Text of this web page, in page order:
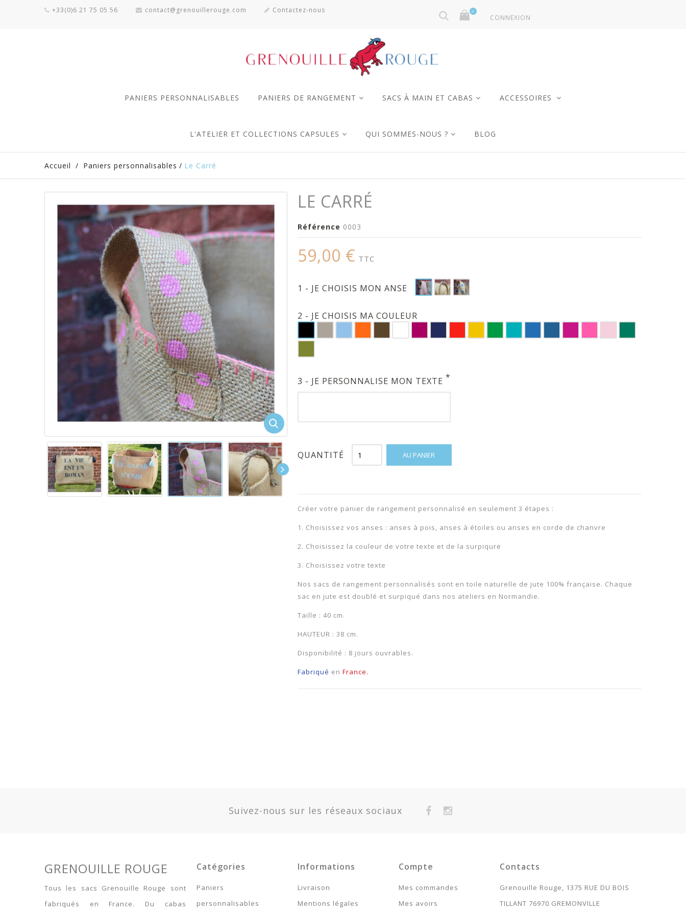
+33(0)6 21 75 05 56 contact@grenouillerouge.com Contactez-nous 0
CONNEXION
PANIERS PERSONNALISABLES PANIERS DE RANGEMENT SACS À MAIN ET CABAS ACCESSOIRES
L'ATELIER ET COLLECTIONS CAPSULES QUI SOMMES-NOUS ? BLOG
Accueil / Paniers personnalisables / Le Carré
LE CARRÉ
Référence 0003
59,00 € TTC
1 - JE CHOISIS MON ANSE
2 - JE CHOISIS MA COULEUR
QUANTITÉ AU PANIER
3 - JE PERSONNALISE MON TEXTE *
Créer votre panier de rangement personnalisé en seulement 3 étapes :
1. Choisissez vos anses : anses à pois, anses à étoiles ou anses en corde de chanvre
2. Choisissez la couleur de votre texte et de la surpiqure
3. Choisissez votre texte
Nos sacs de rangement personnalisés sont en toile naturelle de jute 100% française. Chaque
sac en jute est doublé et surpiqué dans nos ateliers en Normandie.
Taille : 40 cm.
HAUTEUR : 38 cm.
Disponibilité : 8 jours ouvrables.
Fabriqué en France.
Suivez-nous sur les réseaux sociaux
GRENOUILLE ROUGE
Tous les sacs Grenouille Rouge sont
fabriqués en France. Du cabas
Catégories
Paniers
personnalisables
Informations
Livraison
Mentions légales
Compte
Mes commandes
Mes avoirs
Contacts
Grenouille Rouge, 1375 RUE DU BOIS
TILLANT 76970 GREMONVILLE